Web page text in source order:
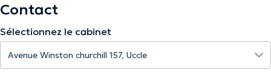
Contact
Sélectionnez le cabinet